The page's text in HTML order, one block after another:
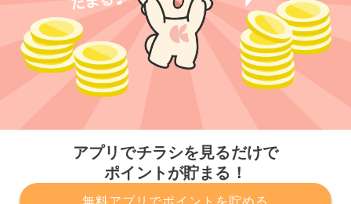
アプリでチラシを見るだけで
ポイントが貯まる！
無料アプリでポイントを貯める